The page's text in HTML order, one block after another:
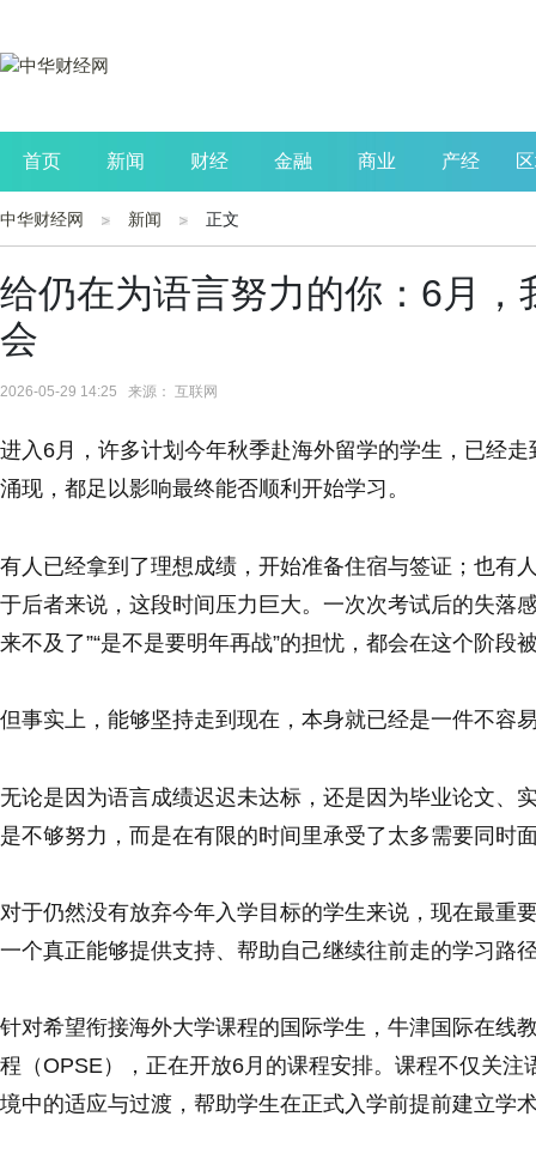
首页 新闻 财经 金融 商业 产经
公司 生活 读书
中华财经网 新闻 正文
给仍在为语言努力的你：6月
会
2026-05-29 14:25 来源： 互联网
进入6月，许多计划今年秋季赴海外留学的学生，已经
涌现，都足以影响最终能否顺利开始学习。
有人已经拿到了理想成绩，开始准备住宿与签证；也有
于后者来说，这段时间压力巨大。一次次考试后的失落
来不及了”“是不是要明年再战”的担忧，都会在这个阶段
但事实上，能够坚持走到现在，本身就已经是一件不容
无论是因为语言成绩迟迟未达标，还是因为毕业论文、
是不够努力，而是在有限的时间里承受了太多需要同时
对于仍然没有放弃今年入学目标的学生来说，现在最重
一个真正能够提供支持、帮助自己继续往前走的学习路
针对希望衔接海外大学课程的国际学生，牛津国际在线
程（OPSE），正在开放6月的课程安排。课程不仅关
境中的适应与过渡，帮助学生在正式入学前提前建立学